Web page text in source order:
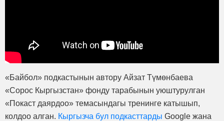
«Байбол» подкастынын автору Айзат Түмөнбаева
«Сорос Кыргызстан» фонду тарабынын уюштурулган
«Покаст даярдоо» темасындагы тренинге катышып,
колдоо алган. Кыргызча бул подкасттарды Google жана